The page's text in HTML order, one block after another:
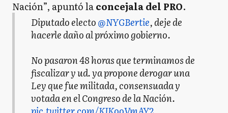
Nación”, apuntó laconcejala del PRO.
Diputado electo@NYGBertie, deje de
hacerle daño al próximo gobierno.
No pasaron 48 horas que terminamos de
fiscalizar y ud. ya propone derogar una
Ley que fue militada, consensuada y
votada en el Congreso de la Nación.